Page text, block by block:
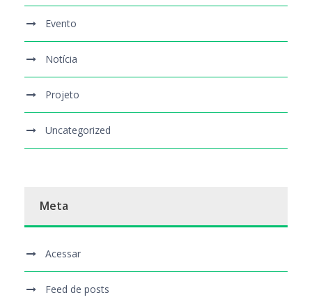
Evento
Notícia
Projeto
Uncategorized
Meta
Acessar
Feed de posts